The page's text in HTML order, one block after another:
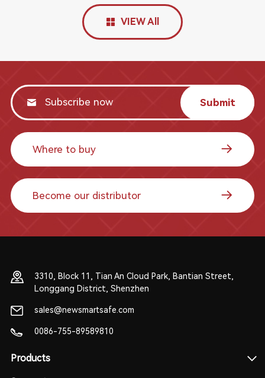
VIEW All
Submit
Where to buy
Become our distributor
3310, Block 11, Tian An Cloud Park, Bantian Street,
Longgang District, Shenzhen
sales@newsmartsafe.com
0086-755-89589810
Products